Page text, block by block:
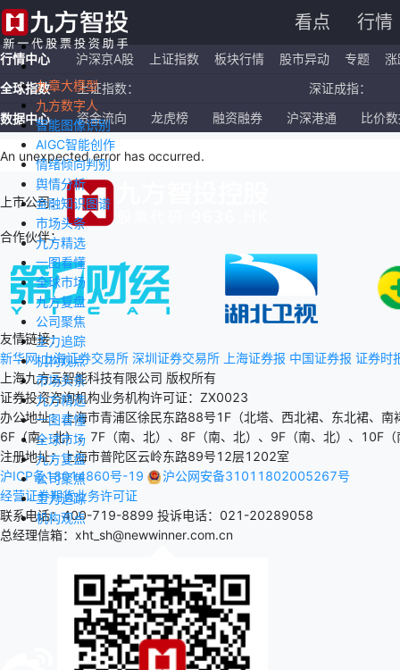
看点 行情
九章大模型
九方数字人
智能图像识别
AIGC智能创作
情绪倾向判别
舆情分析
金融知识图谱
市场头条
九方精选
一图看懂
全球市场
九方复盘
公司聚焦
主力追踪
机构观点
市场头条
九方精选
一图看懂
全球市场
九方复盘
公司聚焦
主力追踪
机构观点
行情中心 沪深京A股 上证指数 板块行情 股市异动 专题
涨
全球指数
上证指数：
深证成指：
恒生指数：
国企指数：
纳斯达克ETF：
数据中心 资金流向 龙虎榜 融资融券 沪深港通 比价
An unexpected error has occurred.
上市公司：
合作伙伴：
友情链接：
新华网 上海证券交易所 深圳证券交易所 上海证券报 中国证券报 证券时
上海九方云智能科技有限公司 版权所有
证券投资咨询机构业务机构许可证：ZX0023
办公地址：上海市青浦区徐民东路88号1F（北塔、西北裙、东北裙、
6F（南、北）、7F（南、北）、8F（南、北）、9F（南、北）、10F
注册地址：上海市普陀区云岭东路89号12层1202室
沪ICP备18014860号-19
沪公网安备31011802005267号
经营证券期货业务许可证
联系电话：400-719-8899 投诉电话：021-20289058
总经理信箱：xht_sh@newwinner.com.cn